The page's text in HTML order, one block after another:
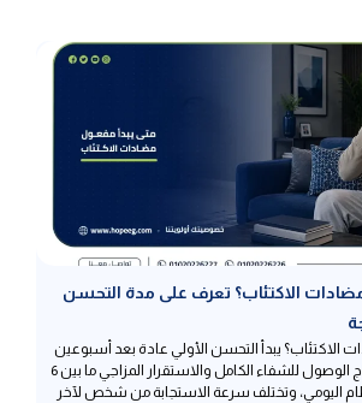
الاكتئاب؟ تعرف على مدة التحسن
الاكتئاب؟ يبدأ التحسن الأولي عادة بعد أسبوعين
إلى 4 أسابيع، بينما يحتاج الوصول للشفاء الكامل والاستقرار المزاجي ما بين 6
اليومي، وتختلف سرعة الاستجابة من شخص لآخر